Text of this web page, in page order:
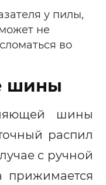
у пилы,
не
во
шины
шины
распил
с ручной